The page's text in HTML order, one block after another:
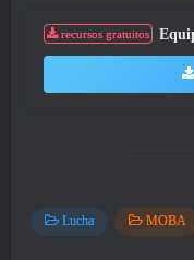
recursos gratuitos
Lucha MOBA